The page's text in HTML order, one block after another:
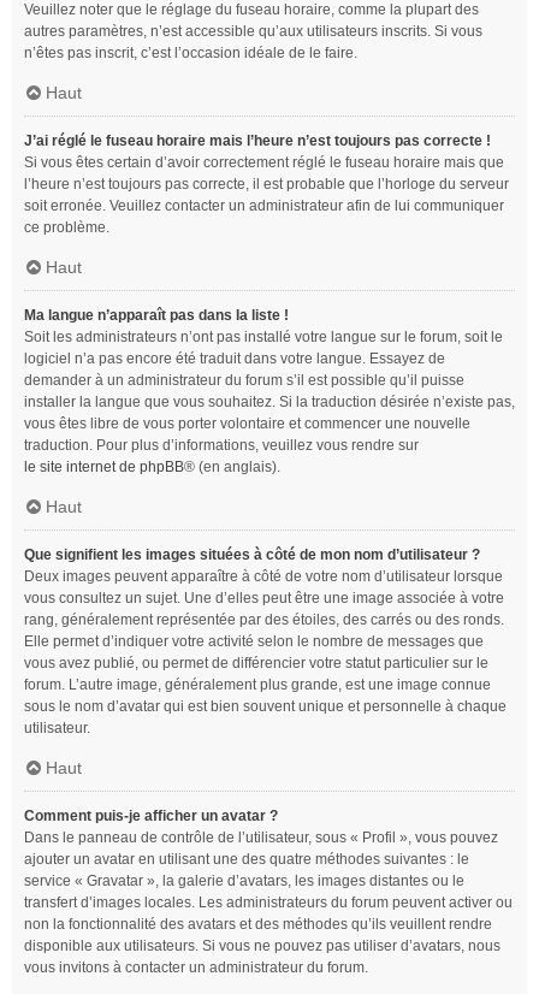
Veuillez noter que le réglage du fuseau horaire, comme la plupart des
autres paramètres, n’est accessible qu’aux utilisateurs inscrits. Si vous
n’êtes pas inscrit, c’est l’occasion idéale de le faire.
Haut
J’ai réglé le fuseau horaire mais l’heure n’est toujours pas correcte !
Si vous êtes certain d’avoir correctement réglé le fuseau horaire mais que
l’heure n’est toujours pas correcte, il est probable que l’horloge du serveur
soit erronée. Veuillez contacter un administrateur afin de lui communiquer
ce problème.
Haut
Ma langue n’apparaît pas dans la liste !
Soit les administrateurs n’ont pas installé votre langue sur le forum, soit le
logiciel n’a pas encore été traduit dans votre langue. Essayez de
demander à un administrateur du forum s’il est possible qu’il puisse
installer la langue que vous souhaitez. Si la traduction désirée n’existe pas,
vous êtes libre de vous porter volontaire et commencer une nouvelle
traduction. Pour plus d’informations, veuillez vous rendre sur
le site internet de phpBB® (en anglais).
Haut
Que signifient les images situées à côté de mon nom d’utilisateur ?
Deux images peuvent apparaître à côté de votre nom d’utilisateur lorsque
vous consultez un sujet. Une d’elles peut être une image associée à votre
rang, généralement représentée par des étoiles, des carrés ou des ronds.
Elle permet d’indiquer votre activité selon le nombre de messages que
vous avez publié, ou permet de différencier votre statut particulier sur le
forum. L’autre image, généralement plus grande, est une image connue
sous le nom d’avatar qui est bien souvent unique et personnelle à chaque
utilisateur.
Haut
Comment puis-je afficher un avatar ?
Dans le panneau de contrôle de l’utilisateur, sous « Profil », vous pouvez
ajouter un avatar en utilisant une des quatre méthodes suivantes : le
service « Gravatar », la galerie d’avatars, les images distantes ou le
transfert d’images locales. Les administrateurs du forum peuvent activer ou
non la fonctionnalité des avatars et des méthodes qu’ils veuillent rendre
disponible aux utilisateurs. Si vous ne pouvez pas utiliser d’avatars, nous
vous invitons à contacter un administrateur du forum.